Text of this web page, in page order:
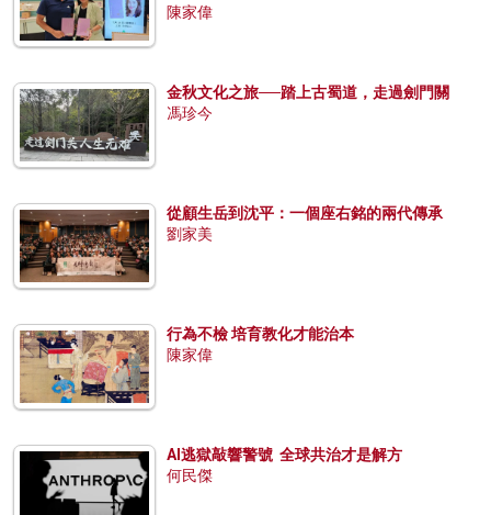
陳家偉
金秋文化之旅──踏上古蜀道，走過劍門關
馮珍今
從顧生岳到沈平：一個座右銘的兩代傳承
劉家美
行為不檢 培育教化才能治本
陳家偉
AI逃獄敲響警號 全球共治才是解方
何民傑